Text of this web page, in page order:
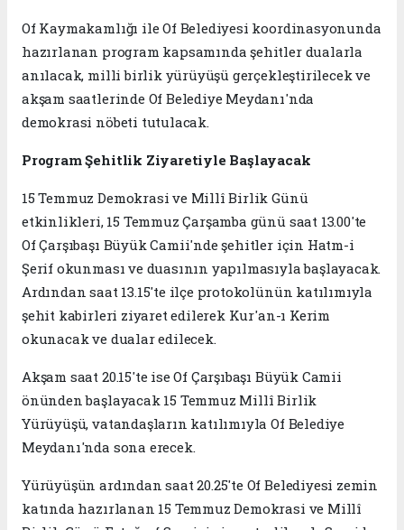
Of Kaymakamlığı ile Of Belediyesi koordinasyonunda
hazırlanan program kapsamında şehitler dualarla
anılacak, milli birlik yürüyüşü gerçekleştirilecek ve
akşam saatlerinde Of Belediye Meydanı'nda
demokrasi nöbeti tutulacak.
Program Şehitlik Ziyaretiyle Başlayacak
15 Temmuz Demokrasi ve Millî Birlik Günü
etkinlikleri, 15 Temmuz Çarşamba günü saat 13.00'te
Of Çarşıbaşı Büyük Camii'nde şehitler için Hatm-i
Şerif okunması ve duasının yapılmasıyla başlayacak.
Ardından saat 13.15'te ilçe protokolünün katılımıyla
şehit kabirleri ziyaret edilerek Kur'an-ı Kerim
okunacak ve dualar edilecek.
Akşam saat 20.15'te ise Of Çarşıbaşı Büyük Camii
önünden başlayacak 15 Temmuz Millî Birlik
Yürüyüşü, vatandaşların katılımıyla Of Belediye
Meydanı'nda sona erecek.
Yürüyüşün ardından saat 20.25'te Of Belediyesi zemin
katında hazırlanan 15 Temmuz Demokrasi ve Millî